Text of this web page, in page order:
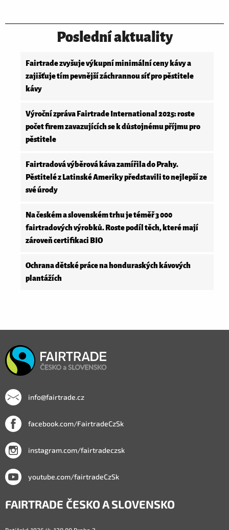
Poslední aktuality
Fairtrade zvyšuje výkupní minimální ceny kávy a
zajišťuje tím pevnější záchrannou síť pro pěstitele
kávy
Výroční zpráva Fairtrade International 2025: roste
počet firem zavazujících se k důstojnému příjmu pro
pěstitele
Fairtradová výběrová káva zamířila do Prahy.
Pěstitelé z Latinské Ameriky představili to nejlepší ze
své úrody
Na českém a slovenském trhu je téměř 3 000
fairtradových výrobků. Roste podíl těch, které mají
zároveň certifikaci BIO
Ochrana dětské práce na honduraských kávových
plantážích
info@fairtrade.cz
facebook.com/FairtradeCzSk
instagram.com/fairtradeczsk
youtube.com/fairtradeCzSk
FAIRTRADE ČESKO A SLOVENSKO